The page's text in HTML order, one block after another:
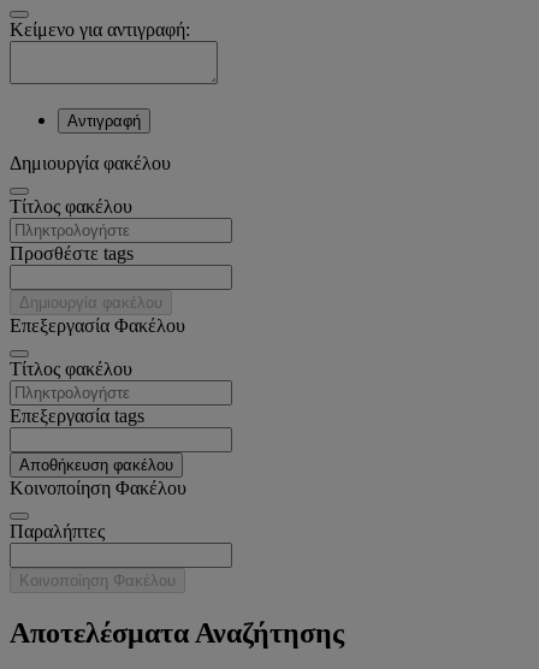
Κείμενο για αντιγραφή:
Αντιγραφή
Δημιουργία φακέλου
Tίτλος φακέλου
Προσθέστε tags
Δημιουργία φακέλου
Επεξεργασία Φακέλου
Tίτλος φακέλου
Επεξεργασία tags
Αποθήκευση φακέλου
Κοινοποίηση Φακέλου
Παραλήπτες
Κοινοποίηση Φακέλου
Αποτελέσματα Αναζήτησης